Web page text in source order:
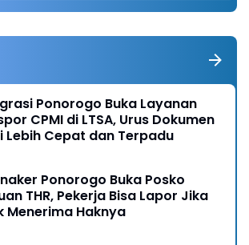
Ponorogo Buka Layanan
CPMI di LTSA, Urus Dokumen
Lebih Cepat dan Terpadu
Ponorogo Buka Posko
THR, Pekerja Bisa Lapor Jika
Menerima Haknya